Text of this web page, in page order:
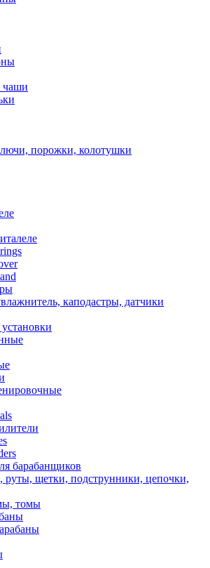
порожки, колотушки
каподастры, датчики
барабанщиков
руты, щетки, подструнники, цепочки,
томы